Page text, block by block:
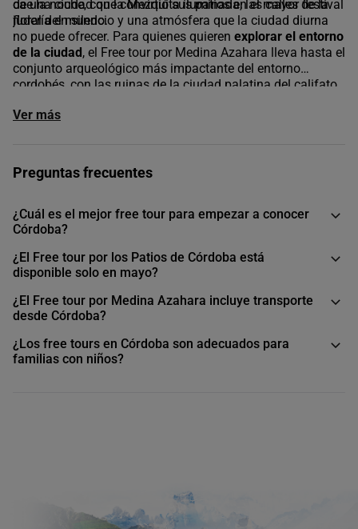
de una ciudad que convirtió sus patios en el mayor festival
floral del mundo.
cae la noche, con la Mezquita iluminada, las calles de la
judería en silencio y una atmósfera que la ciudad diurna
no puede ofrecer. Para quienes quieren explorar el entorno
de la ciudad , el Free tour por Medina Azahara lleva hasta el
conjunto arqueológico más impactante del entorno
cordobés, con las ruinas de la ciudad palatina del califato
ayuda a imaginar lo que fue uno de los conjuntos
lectura más oscura y narrativa de la ciudad para quienes
ya conocen los monumentos principales y buscan
Enbuendíareunimos los mejores free tours en Córdoba
para que cada viajero encuentre su guía, su recorrido y su
las ruinas del califato.
Ver más
Preguntas frecuentes
¿Cuál es el mejor free tour para empezar a conocer
Córdoba?
¿El Free tour por los Patios de Córdoba está
disponible solo en mayo?
¿El Free tour por Medina Azahara incluye transporte
desde Córdoba?
¿Los free tours en Córdoba son adecuados para
familias con niños?